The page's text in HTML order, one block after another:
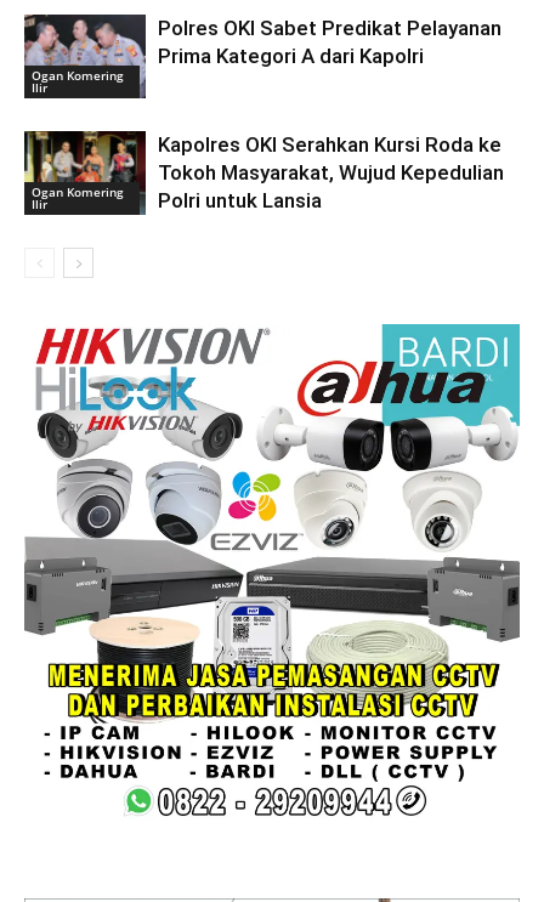
Ogan Komering
Ilir
Polres OKI Sabet Predikat Pelayanan
Prima Kategori A dari Kapolri
Ogan Komering
Ilir
Kapolres OKI Serahkan Kursi Roda ke
Tokoh Masyarakat, Wujud Kepedulian
Polri untuk Lansia